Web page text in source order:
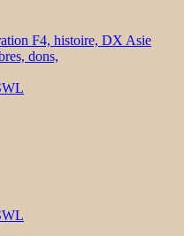
F4, histoire, DX Asie
dons,